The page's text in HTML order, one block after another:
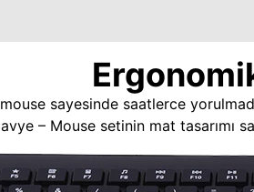
sayesinde saatlerce
– Mouse setinin mat tasarımı